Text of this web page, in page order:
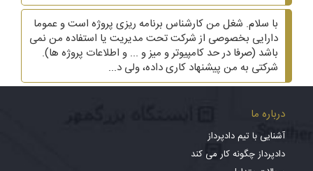
با سلام. شغل من کارشناس برنامه ریزی پروژه است و عموما
دارایی بخصوصی از شرکت تحت مدیریت یا استفاده من نمی
باشد (صرفا در حد کامپیوتر و میز و ... و اطلاعات پروژه ها).
شرکتی به من پیشنهاد کاری داده، ولی د...
درباره ما
آشنایی با تیم دادپرداز
دادپرداز چگونه کار می کند